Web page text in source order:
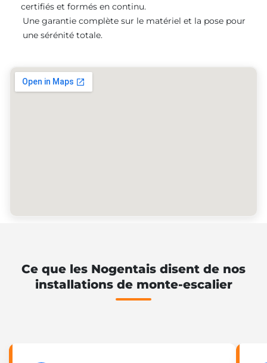
certifiés et formés en continu.
Une garantie complète sur le matériel et la pose pour
une sérénité totale.
Ce que les Nogentais disent de nos
installations de monte-escalier